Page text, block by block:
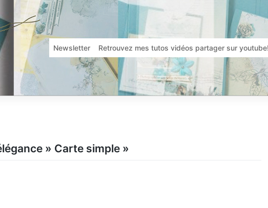
Newsletter Retrouvez mes tutos vidéos partager sur
» Carte simple »